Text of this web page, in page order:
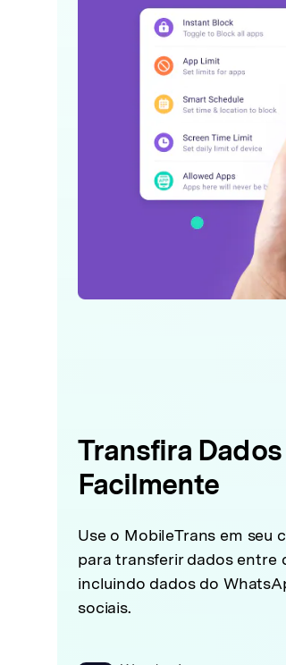
Transfira
Facilmente
Use o MobileTrans em seu
para transferir dados entre
incluindo dados do
sociais.